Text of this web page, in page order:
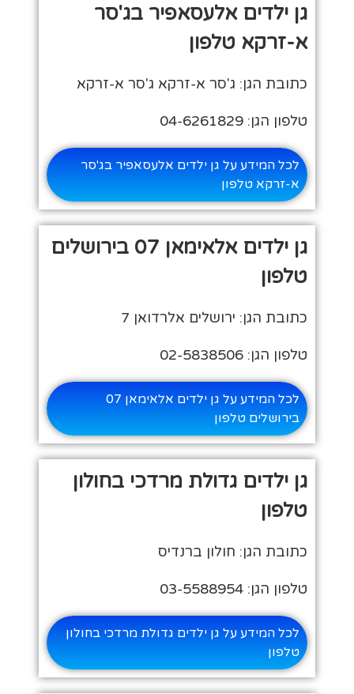
גן ילדים אלעסאפיר בג'סר
א-זרקא טלפון
כתובת הגן: ג'סר א-זרקא ג'סר א-זרקא
טלפון הגן: 04-6261829
לכל המידע על גן ילדים אלעסאפיר בג'סר
א-זרקא טלפון
גן ילדים אלאימאן 07 בירושלים
טלפון
כתובת הגן: ירושלים אלרדואן 7
טלפון הגן: 02-5838506
לכל המידע על גן ילדים אלאימאן 07
בירושלים טלפון
גן ילדים גדולת מרדכי בחולון
טלפון
כתובת הגן: חולון ברנדיס
טלפון הגן: 03-5588954
לכל המידע על גן ילדים גדולת מרדכי בחולון
טלפון